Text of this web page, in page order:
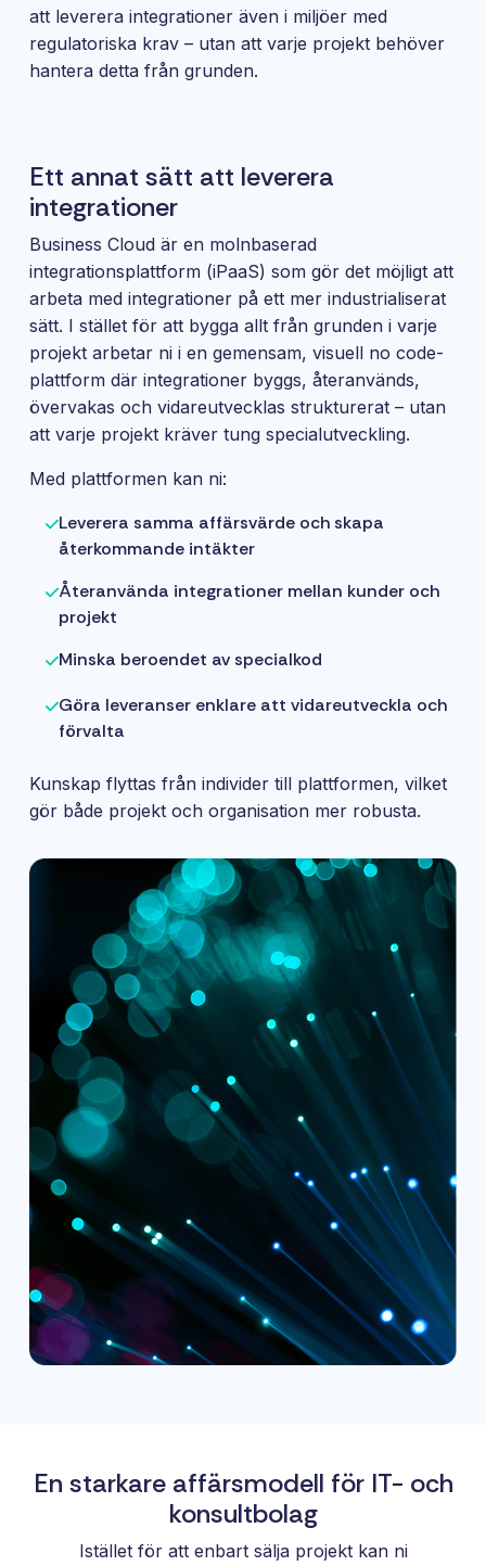
att leverera integrationer även i miljöer med
regulatoriska krav – utan att varje projekt behöver
hantera detta från grunden.
Ett annat sätt att leverera
integrationer
Business Cloud är en molnbaserad
integrationsplattform (iPaaS) som gör det möjligt att
arbeta med integrationer på ett mer industrialiserat
sätt. I stället för att bygga allt från grunden i varje
projekt arbetar ni i en gemensam, visuell no code-
plattform där integrationer byggs, återanvänds,
övervakas och vidareutvecklas strukturerat – utan
att varje projekt kräver tung specialutveckling.
Med plattformen kan ni:
Leverera samma affärsvärde och skapa
återkommande intäkter
Återanvända integrationer mellan kunder och
projekt
Minska beroendet av specialkod
Göra leveranser enklare att vidareutveckla och
förvalta
Kunskap flyttas från individer till plattformen, vilket
gör både projekt och organisation mer robusta.
En starkare affärsmodell för IT- och
konsultbolag
Istället för att enbart sälja projekt kan ni